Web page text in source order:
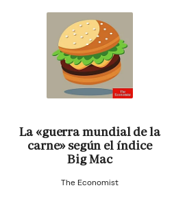
La «guerra mundial de la
carne» según el índice
Big Mac
The Economist